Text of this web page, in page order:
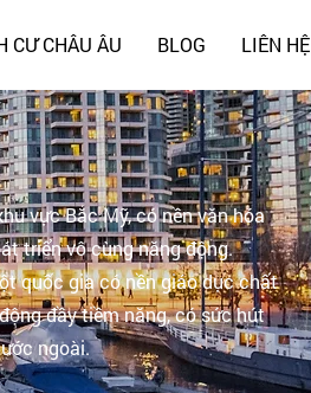
CƯ CHÂU ÂU BLOG LIÊN HỆ
vực Bắc Mỹ, có nền văn hóa
triển vô cùng năng động.
quốc gia có nền giáo dục chất
đầy tiềm năng, có sức hút
ngoài.